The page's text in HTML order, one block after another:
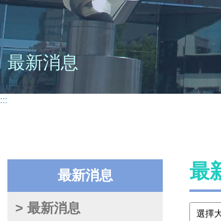
最新消息
:::
最新消息
> 最新消息
最